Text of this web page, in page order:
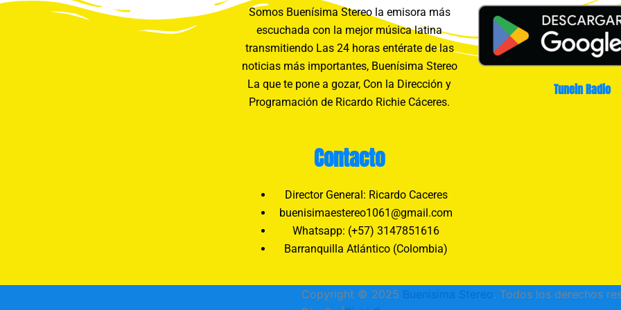
Somos Buenísima Stereo la emisora más
escuchada con la mejor música latina
transmitiendo Las 24 horas entérate de las
noticias más importantes, Buenísima Stereo
La que te pone a gozar, Con la Dirección y
Programación de Ricardo Richie Cáceres.
Contacto
Director General: Ricardo Caceres
buenisimaestereo1061@gmail.com
Whatsapp: (+57) 3147851616
Barranquilla Atlántico (Colombia)
Tunein Radio
Copyright © 2025 Buenisima Stereo. Todos los derechos